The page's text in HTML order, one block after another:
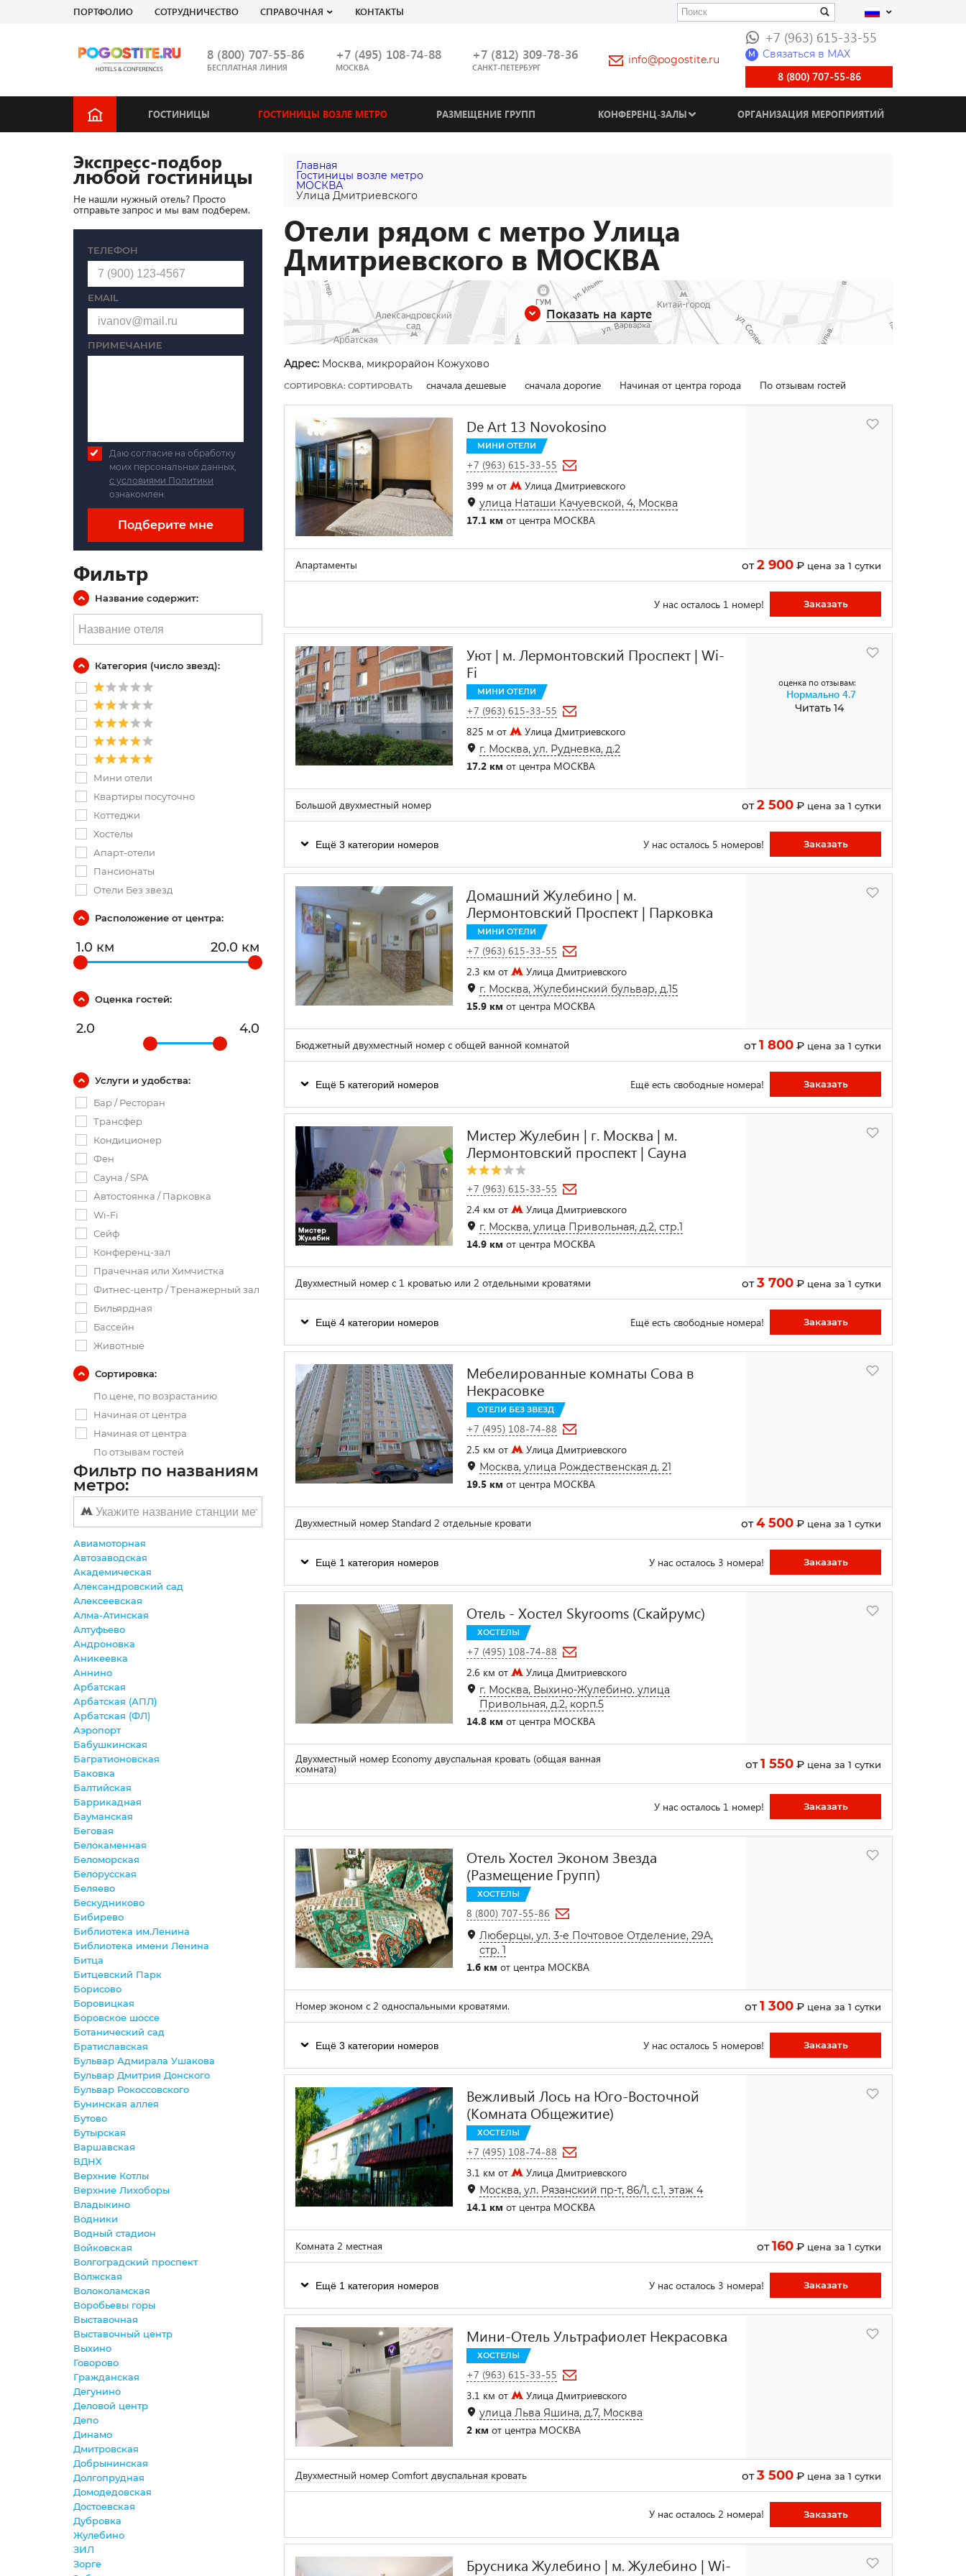
ПОРТФОЛИО СОТРУДНИЧЕСТВО СПРАВОЧНАЯ КОНТАКТЫ
8 (800) 707-55-86
БЕСПЛАТНАЯ ЛИНИЯ
+7 (495) 108-74-88
МОСКВА
+7 (812) 309-78-36
САНКТ-ПЕТЕРБУРГ
info@pogostite.ru
+7 (963) 615-33-55
M Связаться в МАХ
8 (800) 707-55-86
ГОСТИНИЦЫ ГОСТИНИЦЫ ВОЗЛЕ МЕТРО РАЗМЕЩЕНИЕ ГРУПП КОНФЕРЕНЦ-ЗАЛЫ ОРГАНИЗАЦИЯ МЕРОПРИЯТИЙ
Главная
Гостиницы возле метро
МОСКВА
Улица Дмитриевского
Отели рядом с метро Улица
Дмитриевского в МОСКВА
Показать на карте
Адрес:Москва, микрорайон Кожухово
СОРТИРОВКА: СОРТИРОВАТЬ сначала дешевые сначала дорогие Начиная от центра города По отзывам гостей
De Art 13 Novokosino
МИНИ ОТЕЛИ
+7 (963) 615-33-55
399 м от
Улица Дмитриевского
улица Наташи Качуевской, 4, Москва
17.1 км от центра МОСКВА
Апартаменты от2 900₽ цена за 1 сутки
У нас осталось 1 номер! Заказать
Уют | м. Лермонтовский Проспект | Wi-
Fi
МИНИ ОТЕЛИ
+7 (963) 615-33-55
825 м от
Улица Дмитриевского
г. Москва, ул. Рудневка, д.2
17.2 км от центра МОСКВА
оценка по отзывам:
Нормально 4.7
Читать 14
Большой двухместный номер от2 500₽ цена за 1 сутки
Ещё 3 категории номеров У нас осталось 5 номеров! Заказать
Домашний Жулебино | м.
Лермонтовский Проспект | Парковка
МИНИ ОТЕЛИ
+7 (963) 615-33-55
2.3 км от
Улица Дмитриевского
г. Москва, Жулебинский бульвар, д.15
15.9 км от центра МОСКВА
Бюджетный двухместный номер с общей ванной комнатой от1 800₽ цена за 1 сутки
Ещё 5 категорий номеров Ещё есть свободные номера! Заказать
Мистер Жулебин | г. Москва | м.
Лермонтовский проспект | Сауна
+7 (963) 615-33-55
2.4 км от
Улица Дмитриевского
г. Москва, улица Привольная, д.2, стр.1
14.9 км от центра МОСКВА
Двухместный номер с 1 кроватью или 2 отдельными кроватями от3 700₽ цена за 1 сутки
Ещё 4 категории номеров Ещё есть свободные номера! Заказать
Мебелированные комнаты Сова в
Некрасовке
ОТЕЛИ БЕЗ ЗВЕЗД
+7 (495) 108-74-88
2.5 км от
Улица Дмитриевского
Москва, улица Рождественская д. 21
19.5 км от центра МОСКВА
Двухместный номер Standard 2 отдельные кровати от4 500₽ цена за 1 сутки
Ещё 1 категория номеров У нас осталось 3 номера! Заказать
Отель - Хостел Skyrooms (Скайрумс)
ХОСТЕЛЫ
+7 (495) 108-74-88
2.6 км от
Улица Дмитриевского
г. Москва, Выхино-Жулебино. улица
Привольная, д.2, корп.5
14.8 км от центра МОСКВА
Двухместный номер Economy двуспальная кровать (общая ванная
комната) от1 550₽ цена за 1 сутки
У нас осталось 1 номер! Заказать
Отель Хостел Эконом Звезда
(Размещение Групп)
ХОСТЕЛЫ
8 (800) 707-55-86
Люберцы, ул. 3-е Почтовое Отделение, 29А,
стр. 1
1.6 км от центра МОСКВА
Номер эконом с 2 односпальными кроватями. от1 300₽ цена за 1 сутки
Ещё 3 категории номеров У нас осталось 5 номеров! Заказать
Вежливый Лось на Юго-Восточной
(Комната Общежитие)
ХОСТЕЛЫ
+7 (495) 108-74-88
3.1 км от
Улица Дмитриевского
Москва, ул. Рязанский пр-т, 86/1, с.1, этаж 4
14.1 км от центра МОСКВА
Комната 2 местная от160₽ цена за 1 сутки
Ещё 1 категория номеров У нас осталось 3 номера! Заказать
Мини-Отель Ультрафиолет Некрасовка
ХОСТЕЛЫ
+7 (963) 615-33-55
3.1 км от
Улица Дмитриевского
улица Льва Яшина, д.7, Москва
2 км от центра МОСКВА
Двухместный номер Comfort двуспальная кровать от3 500₽ цена за 1 сутки
У нас осталось 2 номера! Заказать
Брусника Жулебино | м. Жулебино | Wi-
Экспресс-подбор
любой гостиницы
Не нашли нужный отель? Просто
отправьте запрос и мы вам подберем.
ТЕЛЕФОН
EMAIL
ПРИМЕЧАНИЕ
Даю согласие на обработку
моих персональных данных,
с условиями Политики
ознакомлен.
Подберите мне
Фильтр
Название содержит:
Категория (число звезд):
Мини отели
Квартиры посуточно
Коттеджи
Хостелы
Апарт-отели
Пансионаты
Отели Без звезд
Расположение от центра:
1.0 км 20.0 км
Оценка гостей:
2.0 4.0
Услуги и удобства:
Бар / Ресторан
Трансфер
Кондиционер
Фен
Сауна / SPA
Автостоянка / Парковка
Wi-Fi
Сейф
Конференц-зал
Прачечная или Химчистка
Фитнес-центр / Тренажерный зал
Бильярдная
Бассейн
Животные
Сортировка:
По цене, по возрастанию
Начиная от центра
Начиная от центра
По отзывам гостей
Фильтр по названиям
метро:
Авиамоторная
Автозаводская
Академическая
Александровский сад
Алексеевская
Алма-Атинская
Алтуфьево
Андроновка
Аникеевка
Аннино
Арбатская
Арбатская (АПЛ)
Арбатская (ФЛ)
Аэропорт
Бабушкинская
Багратионовская
Баковка
Балтийская
Баррикадная
Бауманская
Беговая
Белокаменная
Беломорская
Белорусская
Беляево
Бескудниково
Бибирево
Библиотека им.Ленина
Библиотека имени Ленина
Битца
Битцевский Парк
Борисово
Боровицкая
Боровское шоссе
Ботанический сад
Братиславская
Бульвар Адмирала Ушакова
Бульвар Дмитрия Донского
Бульвар Рокоссовского
Бунинская аллея
Бутово
Бутырская
Варшавская
ВДНХ
Верхние Котлы
Верхние Лихоборы
Владыкино
Водники
Водный стадион
Войковская
Волгоградский проспект
Волжская
Волоколамская
Воробьевы горы
Выставочная
Выставочный центр
Выхино
Говорово
Гражданская
Дегунино
Деловой центр
Депо
Динамо
Дмитровская
Добрынинская
Долгопрудная
Домодедовская
Достоевская
Дубровка
Жулебино
ЗИЛ
Зорге